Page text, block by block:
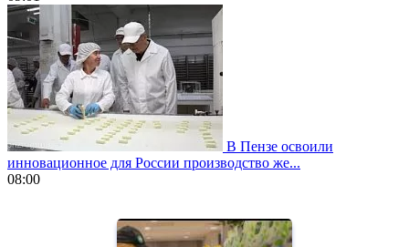
В Пензе освоили
инновационное для России производство же...
08:00